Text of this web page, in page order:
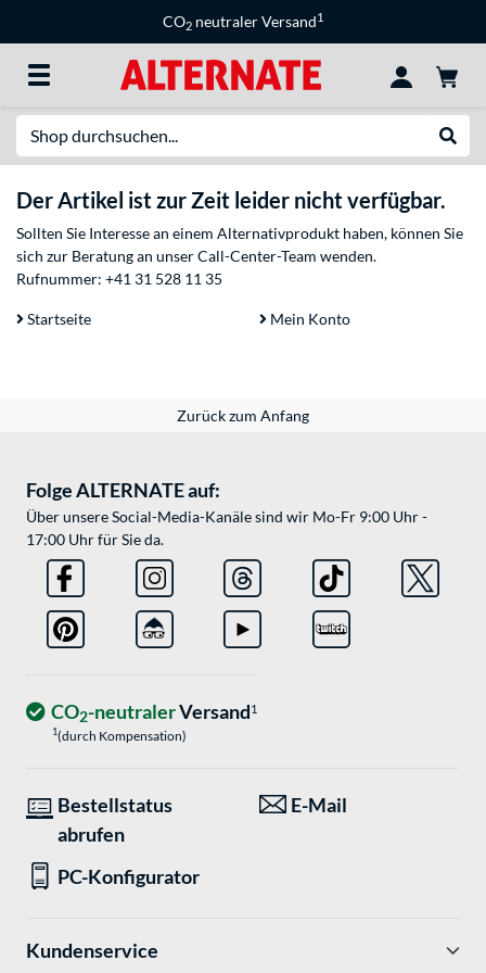
CO2 neutraler Versand1
Der Artikel ist zur Zeit leider nicht verfügbar.
Sollten Sie Interesse an einem Alternativprodukt haben, können Sie
sich zur Beratung an unser Call-Center-Team wenden.
Rufnummer: +41 31 528 11 35
Startseite Mein Konto
Zurück zum Anfang
Folge ALTERNATE auf:
Über unsere Social-Media-Kanäle sind wir Mo-Fr 9:00 Uhr -
17:00 Uhr für Sie da.
CO2-neutralerVersand1
1(durch Kompensation)
Bestellstatus
abrufen
E-Mail
PC-Konfigurator
Kundenservice